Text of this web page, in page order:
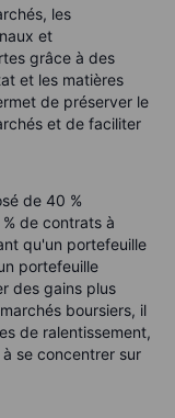
les
et
grâce à des
et les matières
de préserver le
et de faciliter
de 40 %
de contrats à
qu'un portefeuille
portefeuille
des gains plus
boursiers, il
de ralentissement,
se concentrer sur